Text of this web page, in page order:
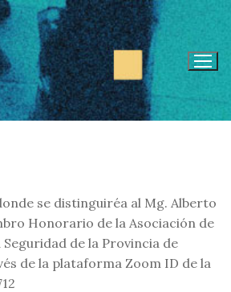
se distinguiréa al Mg. Alberto
Honorario de la Asociación de
de la Provincia de
de la plataforma Zoom ID de la